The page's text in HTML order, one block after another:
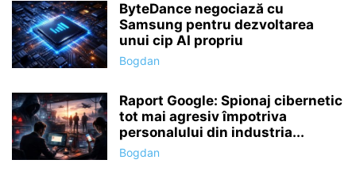
ByteDance negociază cu
Samsung pentru dezvoltarea
unui cip AI propriu
Bogdan
Raport Google: Spionaj cibernetic
tot mai agresiv împotriva
personalului din industria...
Bogdan